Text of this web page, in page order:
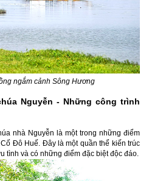
ngắm cảnh Sông Hương
Nguyễn - Những công trình
nhà Nguyễn là một trong những điểm
Đô Huế. Đây là một quần thể kiến trúc
tình và có những điểm đặc biệt độc đáo.